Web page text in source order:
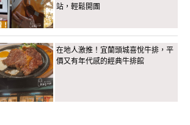
站，輕鬆開團
在地人激推！宜蘭頭城喜悅牛排，平
價又有年代感的經典牛排館